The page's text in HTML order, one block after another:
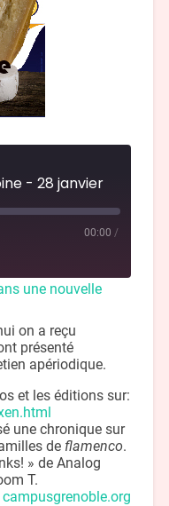
- 28 janvier
00:00 /
une nouvelle
on a reçu
présenté
apériodique.
et les éditions sur:
une chronique sur
de flamenco.
» de Analog
T.
campusgrenoble.org